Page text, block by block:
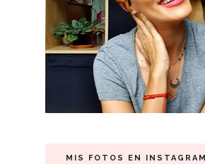
MIS FOTOS EN INSTAGRAM